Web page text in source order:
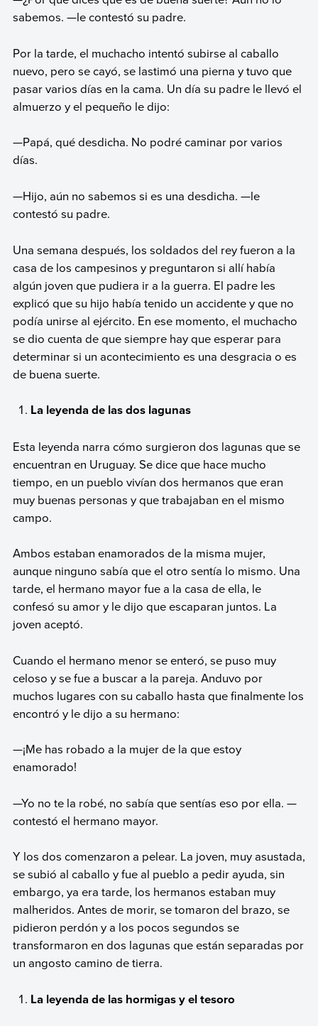
sabemos. —le contestó su padre.
Por la tarde, el muchacho intentó subirse al caballo
nuevo, pero se cayó, se lastimó una pierna y tuvo que
pasar varios días en la cama. Un día su padre le llevó el
almuerzo y el pequeño le dijo:
—Papá, qué desdicha. No podré caminar por varios
días.
—Hijo, aún no sabemos si es una desdicha. —le
contestó su padre.
Una semana después, los soldados del rey fueron a la
casa de los campesinos y preguntaron si allí había
algún joven que pudiera ir a la guerra. El padre les
explicó que su hijo había tenido un accidente y que no
podía unirse al ejército. En ese momento, el muchacho
se dio cuenta de que siempre hay que esperar para
determinar si un acontecimiento es una desgracia o es
de buena suerte.
La leyenda de las dos lagunas
Esta leyenda narra cómo surgieron dos lagunas que se
encuentran en Uruguay. Se dice que hace mucho
tiempo, en un pueblo vivían dos hermanos que eran
muy buenas personas y que trabajaban en el mismo
campo.
Ambos estaban enamorados de la misma mujer,
aunque ninguno sabía que el otro sentía lo mismo. Una
tarde, el hermano mayor fue a la casa de ella, le
confesó su amor y le dijo que escaparan juntos. La
joven aceptó.
Cuando el hermano menor se enteró, se puso muy
celoso y se fue a buscar a la pareja. Anduvo por
muchos lugares con su caballo hasta que finalmente los
encontró y le dijo a su hermano:
—¡Me has robado a la mujer de la que estoy
enamorado!
—Yo no te la robé, no sabía que sentías eso por ella. —
contestó el hermano mayor.
Y los dos comenzaron a pelear. La joven, muy asustada,
se subió al caballo y fue al pueblo a pedir ayuda, sin
embargo, ya era tarde, los hermanos estaban muy
malheridos. Antes de morir, se tomaron del brazo, se
pidieron perdón y a los pocos segundos se
transformaron en dos lagunas que están separadas por
un angosto camino de tierra.
La leyenda de las hormigas y el tesoro